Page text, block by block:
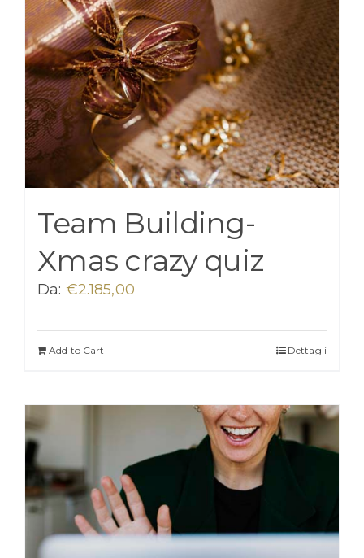
Team Building-
Xmas crazy quiz
Da: €2.185,00
Add to Cart Dettagli